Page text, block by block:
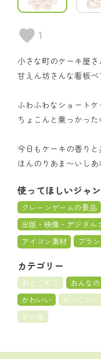
1
小さな町のケーキ屋さ
甘えん坊さんな看板ベ
ふわふわなショートケ
ちょこんと乗っかっ
今日もケーキの香りと
ほんのりあま〜いしあ
使ってほしいジャ
クレーンゲームの景品
出版・映像・デジタル
アイコン素材
ブラ
カテゴリー
おとこのこ おんな
かわいい
かっこいい
その他